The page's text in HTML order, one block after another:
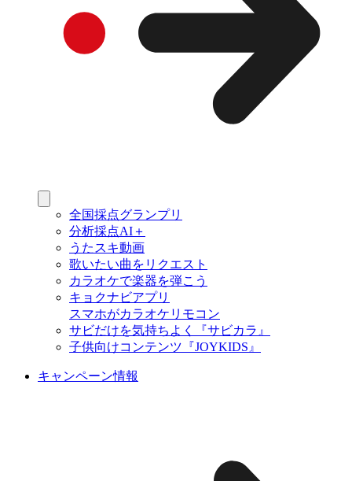
全国採点グランプリ
分析採点AI＋
うたスキ動画
歌いたい曲をリクエスト
カラオケで楽器を弾こう
キョクナビアプリ
スマホがカラオケリモコン
サビだけを気持ちよく『サビカラ』
子供向けコンテンツ『JOYKIDS』
キャンペーン情報